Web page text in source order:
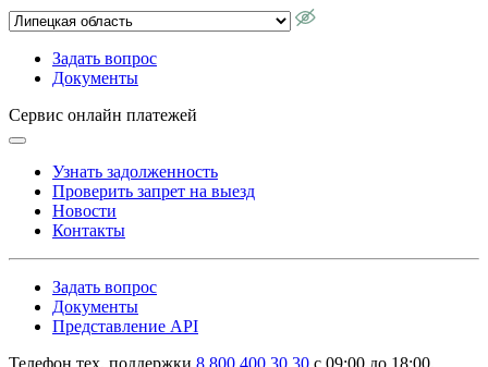
Задать вопрос
Документы
Сервис онлайн платежей
Узнать задолженность
Проверить запрет на выезд
Новости
Контакты
Задать вопрос
Документы
Представление API
Телефон тех. поддержки 8 800 400 30 30 с 09:00 до 18:00,